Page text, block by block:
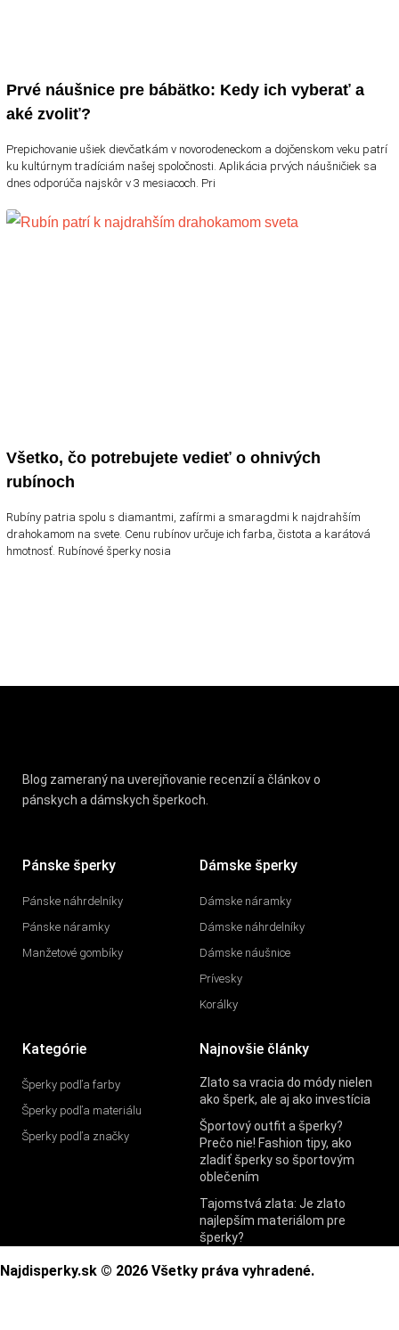
Prvé náušnice pre bábätko: Kedy ich vyberať a
aké zvoliť?
Prepichovanie ušiek dievčatkám v novorodeneckom a dojčenskom veku patrí
ku kultúrnym tradíciám našej spoločnosti. Aplikácia prvých náušničiek sa
dnes odporúča najskôr v 3 mesiacoch. Pri
Všetko, čo potrebujete vedieť o ohnivých
rubínoch
Rubíny patria spolu s diamantmi, zafírmi a smaragdmi k najdrahším
drahokamom na svete. Cenu rubínov určuje ich farba, čistota a karátová
hmotnosť. Rubínové šperky nosia
Blog zameraný na uverejňovanie recenzií a článkov o
pánskych a dámskych šperkoch.
Pánske šperky
Pánske náhrdelníky
Pánske náramky
Manžetové gombíky
Dámske šperky
Dámske náramky
Dámske náhrdelníky
Dámske náušnice
Prívesky
Korálky
Kategórie
Šperky podľa farby
Šperky podľa materiálu
Šperky podľa značky
Najnovšie články
Zlato sa vracia do módy nielen
ako šperk, ale aj ako investícia
Športový outfit a šperky?
Prečo nie! Fashion tipy, ako
zladiť šperky so športovým
oblečením
Tajomstvá zlata: Je zlato
najlepším materiálom pre
šperky?
Najdisperky.sk © 2026 Všetky práva vyhradené.